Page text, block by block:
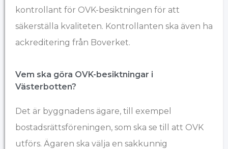
kontrollant för OVK-besiktningen för att
säkerställa kvaliteten. Kontrollanten ska även ha
ackreditering från Boverket.
Vem ska göra OVK-besiktningar i ​
Västerbotten?
Det är byggnadens ägare, till exempel
bostadsrättsföreningen, som ska se till att OVK
utförs. Ägaren ska välja en sakkunnig